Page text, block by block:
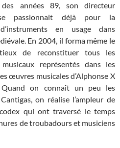
années 89, son directeur
passionnait déjà pour la
en usage dans
En 2004, il forma même le
de reconstituer tous les
représentés dans les
œuvres musicales d’Alphonse X
on connaît un peu les
on réalise l’ampleur de
qui ont traversé le temps
de troubadours et musiciens